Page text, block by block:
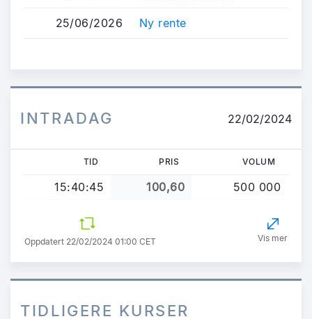
25/06/2026 Ny rente
INTRADAG 22/02/2024
TID PRIS VOLUM
15:40:45 100,60 500 000
Oppdatert 22/02/2024 01:00 CET Vis mer
TIDLIGERE KURSER